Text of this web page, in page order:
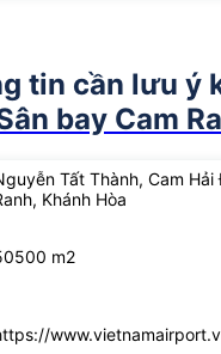
tin cần lưu ý
bay Cam
Tất Thành, Cam Hải
Khánh Hòa
m2